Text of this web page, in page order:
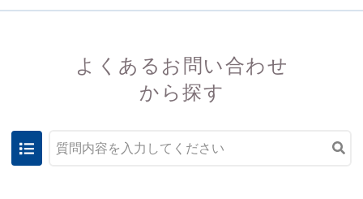
よくあるお問い合わせ
から探す